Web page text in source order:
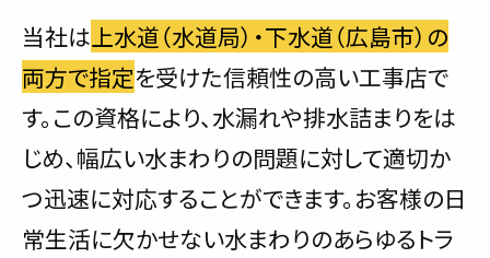
当社は 上水道（水道局）・下水道（広島市）の
両方で指定を受けた信頼性の高い工事店で
す。この資格により、水漏れや排水詰まりをは
じめ、幅広い水まわりの問題に対して適切か
つ迅速に対応することができます。お客様の日
常生活に欠かせない水まわりのあらゆるトラ